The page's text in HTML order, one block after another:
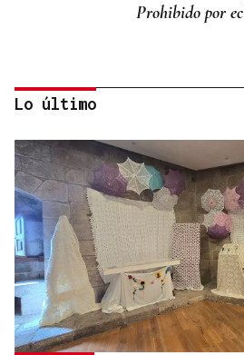
Prohibido por
Lalo
O AFIADOR
Un día haberá
Lo último